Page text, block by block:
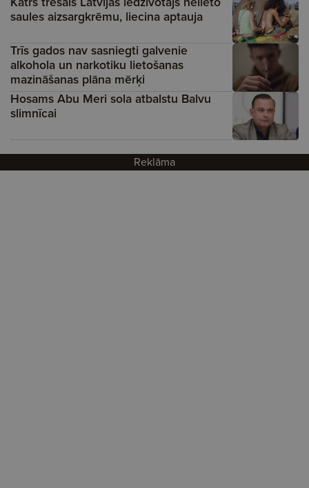
saules aizsargkrēmu, liecina aptauja
Trīs gados nav sasniegti galvenie
alkohola un narkotiku lietošanas
mazināšanas plāna mērķi
Hosams Abu Meri sola atbalstu Balvu
slimnīcai
Reklāma